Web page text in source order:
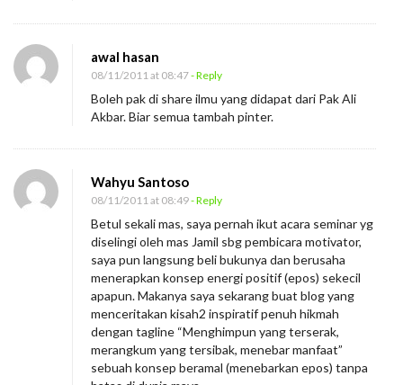
awal hasan
08/11/2011 at 08:47- Reply
Boleh pak di share ilmu yang didapat dari Pak Ali
Akbar. Biar semua tambah pinter.
Wahyu Santoso
08/11/2011 at 08:49- Reply
Betul sekali mas, saya pernah ikut acara seminar yg
diselingi oleh mas Jamil sbg pembicara motivator,
saya pun langsung beli bukunya dan berusaha
menerapkan konsep energi positif (epos) sekecil
apapun. Makanya saya sekarang buat blog yang
menceritakan kisah2 inspiratif penuh hikmah
dengan tagline “Menghimpun yang terserak,
merangkum yang tersibak, menebar manfaat”
sebuah konsep beramal (menebarkan epos) tanpa